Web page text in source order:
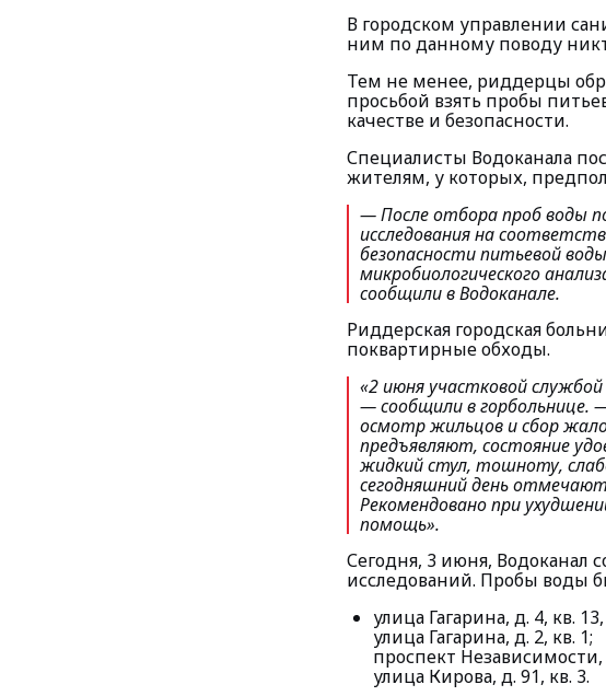
В городском управлении
ним по данному поводу
Тем не менее, риддерцы
просьбой взять пробы
качестве и безопасности.
Специалисты Водоканала
жителям, у которых,
— После отбора проб воды
исследования на
безопасности питьевой
микробиологического
сообщили в Водоканале.
Риддерская городская
поквартирные обходы.
«2 июня участковой
— сообщили в горбольнице.
осмотр жильцов и сбор
предъявляют, состояние
жидкий стул, тошноту,
сегодняшний день
Рекомендовано при
помощь».
Сегодня, 3 июня, Водоканал
исследований. Пробы воды
улица Гагарина, д. 4, кв.
улица Гагарина, д. 2, кв. 1;
проспект Независимости,
улица Кирова, д. 91, кв. 3.